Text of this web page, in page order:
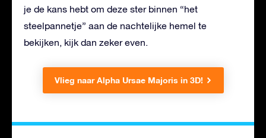
je de kans hebt om deze ster binnen “het
steelpannetje” aan de nachtelijke hemel te
bekijken, kijk dan zeker even.
Vlieg naar Alpha Ursae Majoris in 3D!